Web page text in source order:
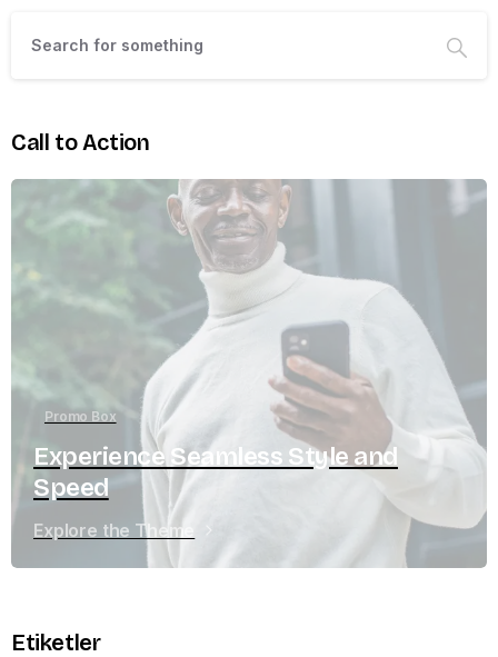
Call to Action
Promo Box
Experience Seamless Style and
Speed
Explore the Theme
Etiketler